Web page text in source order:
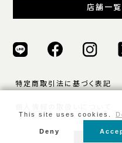
店舗一
特定商取引法に基づく表記
ご利用規約
This site uses cookies.
Deny